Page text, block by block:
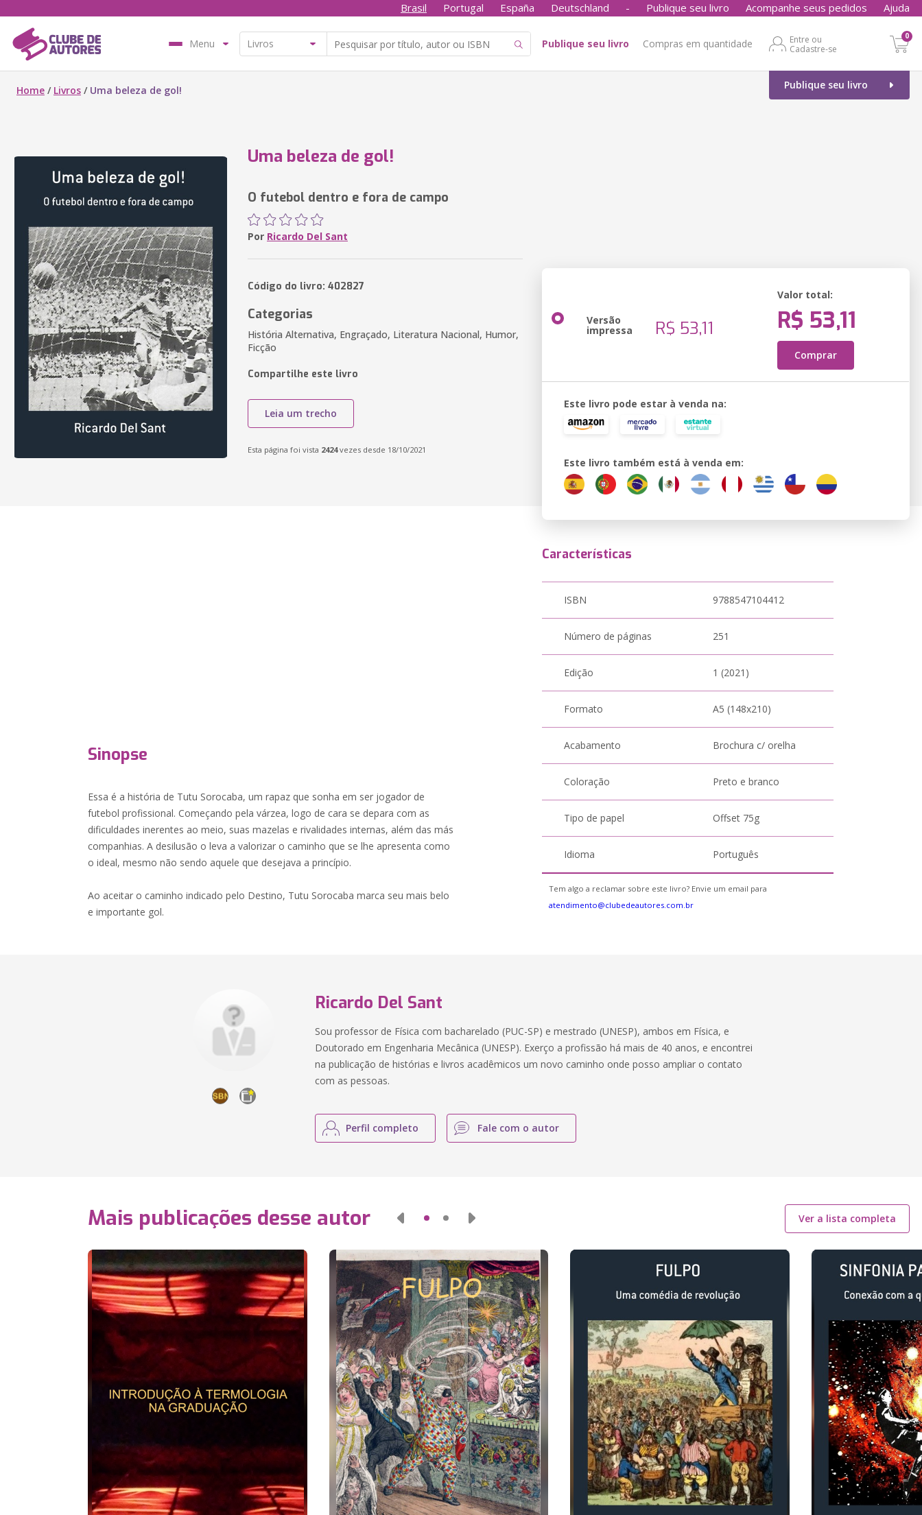
Brasil Portugal España Deutschland - Publique seu livro Acompanhe seus pedidos Ajuda
Menu Publique seu livro Compras em quantidade
Entre ou
Cadastre-se
0
Publique seu livro
Home / Livros / Uma beleza de gol!
Uma beleza de gol!
O futebol dentro e fora de campo
Por Ricardo Del Sant
Código do livro: 402827
Categorias
História Alternativa, Engraçado, Literatura Nacional, Humor,
Ficção
Compartilhe este livro
Leia um trecho
Esta página foi vista 2424vezes desde 18/10/2021
Versão
impressa R$ 53,11
Valor total:
R$ 53,11
Comprar
Este livro pode estar à venda na:
Este livro também está à venda em:
Sinopse
Essa é a história de Tutu Sorocaba, um rapaz que sonha em ser jogador de
futebol profissional. Começando pela várzea, logo de cara se depara com as
dificuldades inerentes ao meio, suas mazelas e rivalidades internas, além das más
companhias. A desilusão o leva a valorizar o caminho que se lhe apresenta como
o ideal, mesmo não sendo aquele que desejava a princípio.
Ao aceitar o caminho indicado pelo Destino, Tutu Sorocaba marca seu mais belo
e importante gol.
Características
ISBN 9788547104412
Número de páginas 251
Edição 1 (2021)
Formato A5 (148x210)
Acabamento Brochura c/ orelha
Coloração Preto e branco
Tipo de papel Offset 75g
Idioma Português
Tem algo a reclamar sobre este livro? Envie um email para
atendimento@clubedeautores.com.br
Ricardo Del Sant
Sou professor de Física com bacharelado (PUC-SP) e mestrado (UNESP), ambos em Física, e
Doutorado em Engenharia Mecânica (UNESP). Exerço a profissão há mais de 40 anos, e encontrei
na publicação de histórias e livros acadêmicos um novo caminho onde posso ampliar o contato
com as pessoas.
Perfil completo Fale com o autor
Mais publicações desse autor Ver a lista completa